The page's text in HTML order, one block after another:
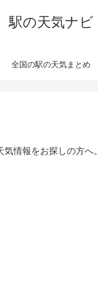
駅の天気ナビ
全国の駅の天気まとめ
情報をお探しの方へ。